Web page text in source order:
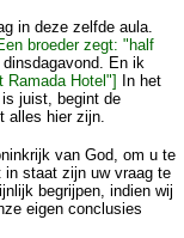
in deze zelfde aula.
broeder zegt: "half
En ik
Ramada Hotel"]
In het
is juist, begint de
alles hier zijn.
van God, om u te
staat zijn uw vraag te
begrijpen, indien wij
eigen conclusies